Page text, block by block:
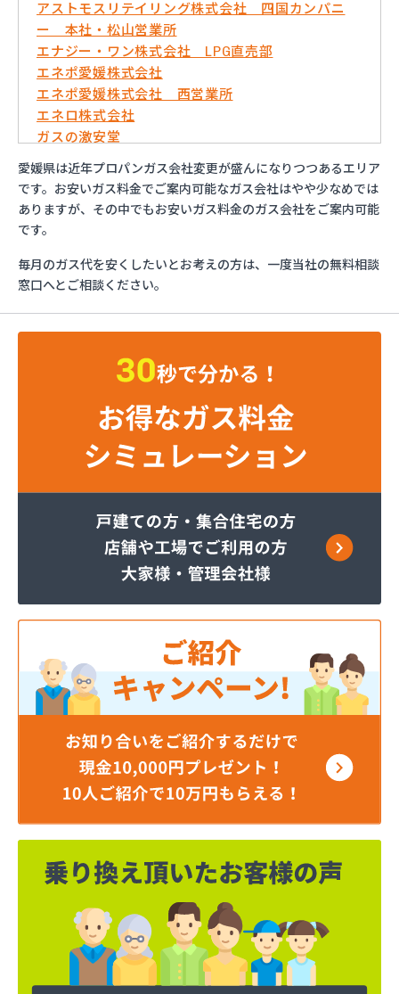
アストモスリテイリング株式会社 四国カンパニ
ー 本社・松山営業所
エナジー・ワン株式会社 LPG直売部
エネポ愛媛株式会社
エネポ愛媛株式会社 西営業所
エネロ株式会社
ガスの激安堂
ガス太郎
ともざわプロパン
マリンガス
みづほ商店
愛媛日商プロパン株式会社 松山営業所
旭物産株式会社
安高ガス商会
岡田燃料店
株式会社フモト商会
株式会社愛媛ガスセンター
株式会社柿原石油
株式会社丸源ガス
株式会社寺田商店
株式会社小田商店 本店
株式会社松山生協本社
株式会社松山生協本社 垣生充填所
株式会社松山生協本社 小野基地
株式会社松山生協本社 石井基地
株式会社松山生協本社 味生基地
株式会社松南産業
株式会社松友ガス
株式会社新田石油店
株式会社大内造船所 ガス販売部
株式会社竹田石油
株式会社仲渡石油
株式会社天宗 本社
株式会社天宗 新居浜ガスセンター
株式会社天宗 今治ガスセンター
株式会社東燃
愛媛県は近年プロパンガス会社変更が盛んになりつつあるエリア
です。お安いガス料金でご案内可能なガス会社はやや少なめでは
ありますが、その中でもお安いガス料金のガス会社をご案内可能
です。
毎月のガス代を安くしたいとお考えの方は、一度当社の無料相談
窓口へとご相談ください。